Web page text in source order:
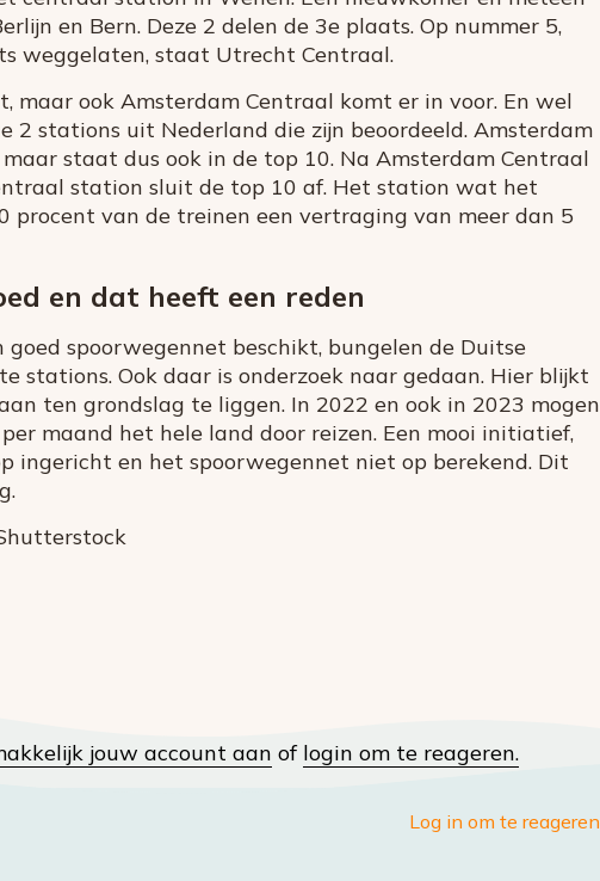
en Bern. Deze 2 delen de 3e plaats. Op nummer 5,
weggelaten, staat Utrecht Centraal.
ook Amsterdam Centraal komt er in voor. En wel
2 stations uit Nederland die zijn beoordeeld. Amsterdam
staat dus ook in de top 10. Na Amsterdam Centraal
station sluit de top 10 af. Het station wat het
procent van de treinen een vertraging van meer dan 5
en dat heeft een reden
spoorwegennet beschikt, bungelen de Duitse
stations. Ook daar is onderzoek naar gedaan. Hier blijkt
ten grondslag te liggen. In 2022 en ook in 2023 mogen
maand het hele land door reizen. Een mooi initiatief,
ingericht en het spoorwegennet niet op berekend. Dit
jouw account aan of login om te reageren.
Log in om te reageren